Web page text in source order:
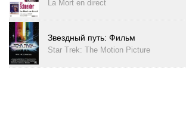
La Mort en direct
Звездный путь: Фильм
Star Trek: The Motion Picture